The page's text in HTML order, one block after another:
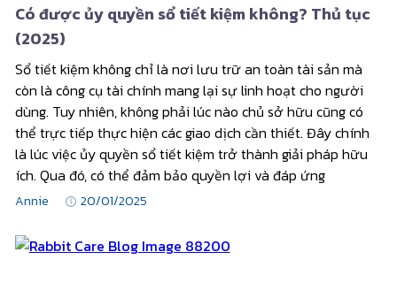
Có được ủy quyền sổ tiết kiệm không? Thủ tục
(2025)
Sổ tiết kiệm không chỉ là nơi lưu trữ an toàn tài sản mà
còn là công cụ tài chính mang lại sự linh hoạt cho người
dùng. Tuy nhiên, không phải lúc nào chủ sở hữu cũng có
thể trực tiếp thực hiện các giao dịch cần thiết. Đây chính
là lúc việc ủy quyền sổ tiết kiệm trở thành giải pháp hữu
ích. Qua đó, có thể đảm bảo quyền lợi và đáp ứng
Annie 20/01/2025